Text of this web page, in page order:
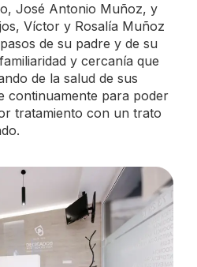
José Antonio Muñoz, y
Víctor y Rosalía Muñoz
de su padre y de su
y cercanía que
de la salud de sus
continuamente para poder
tratamiento con un trato